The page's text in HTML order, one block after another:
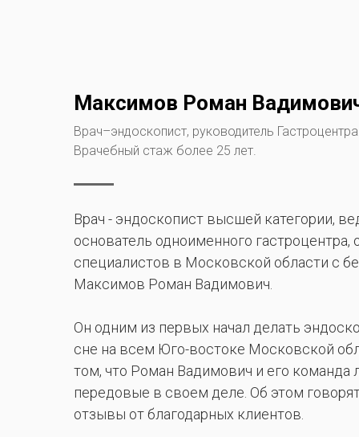
Максимов Роман
Врач–эндоскопист, руководитель
Врачебный стаж более 25 лет.
Врач - эндоскопист высшей категории,
основатель одноименного гастроцентра,
специалистов в Московской области с
Максимов Роман Вадимович.
Он одним из первых начал делать
сне на всем Юго-востоке Московской
том, что Роман Вадимович и его команда
передовые в своем деле. Об этом
отзывы от благодарных клиентов.